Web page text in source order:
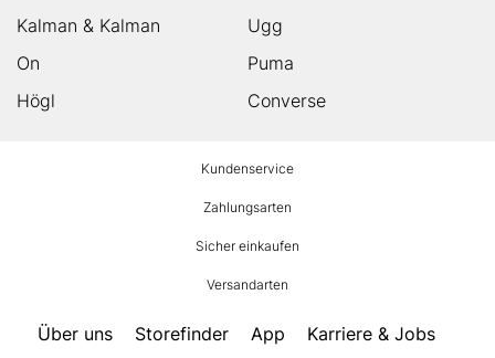
Kalman & Kalman
Ugg
On
Puma
Högl
Converse
Kundenservice
Zahlungsarten
Sicher einkaufen
Versandarten
Über uns Storefinder App
Karriere & Jobs